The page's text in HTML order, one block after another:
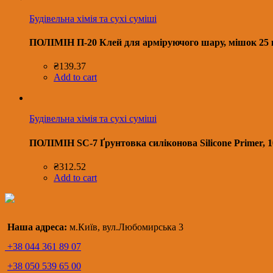
Будівельна хімія та сухі суміші
ПОЛІМІН П-20 Клей для арміруючого шару, мішок 25
₴139.37
Add to cart
Будівельна хімія та сухі суміші
ПОЛІМІН SC-7 Ґрунтовка силіконова Silicone Primer,
₴312.52
Add to cart
Наша адреса: м.Київ, вул.Любомирська 3
+38 044 361 89 07
+38 050 539 65 00